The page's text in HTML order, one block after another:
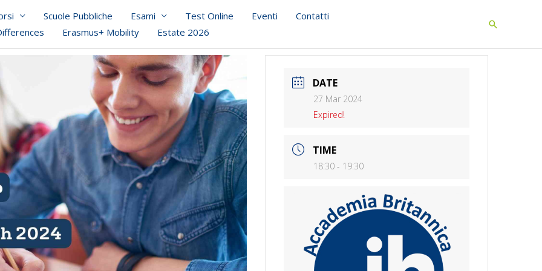
Scuole Pubbliche Esami Test Online Eventi
Contatti
Erasmus+ Mobility Estate 2026 Search
DATE
27 Mar 2024
Expired!
TIME
18:30 - 19:30